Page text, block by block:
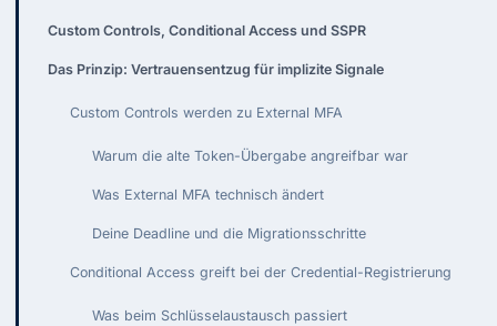
Custom Controls, Conditional Access und SSPR
Das Prinzip: Vertrauensentzug für implizite Signale
Custom Controls werden zu External MFA
Warum die alte Token-Übergabe angreifbar war
Was External MFA technisch ändert
Deine Deadline und die Migrationsschritte
Conditional Access greift bei der Credential-Registrierung
Was beim Schlüsselaustausch passiert